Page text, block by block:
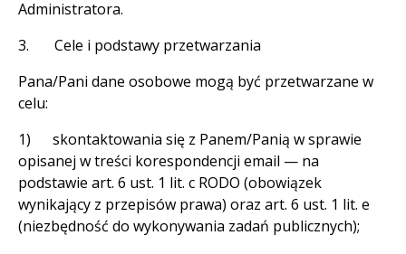
Administratora.
3. Cele i podstawy przetwarzania
Pana/Pani dane osobowe mogą być przetwarzane w
celu:
1) skontaktowania się z Panem/Panią w sprawie
opisanej w treści korespondencji email — na
podstawie art. 6 ust. 1 lit. c RODO (obowiązek
wynikający z przepisów prawa) oraz art. 6 ust. 1 lit. e
(niezbędność do wykonywania zadań publicznych);